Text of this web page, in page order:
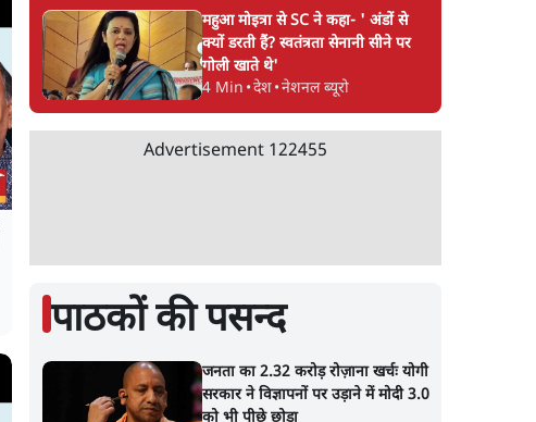
महुआ मोइत्रा से SC ने कहा- ' अंडों से
क्यों डरती हैं? स्वतंत्रता सेनानी सीने पर
गोली खाते थे'
4 Min •देश•नेशनल ब्यूरो
Advertisement 122455
पाठकों की पसन्द
जनता का 2.32 करोड़ रोज़ाना खर्चः योगी
सरकार ने विज्ञापनों पर उड़ाने में मोदी 3.0